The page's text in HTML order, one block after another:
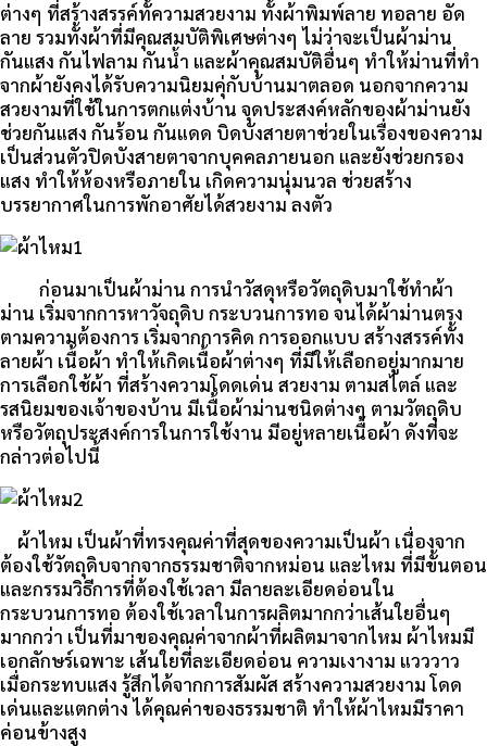
ต่างๆ ที่สร้างสรรค์ทั้ความสวยงาม ทั้งผ้าพิมพ์ลาย ทอลาย อัด
ลาย รวมทั้งผ้าที่มีคุณสมบัติพิเศษต่างๆ ไม่ว่าจะเป็นผ้าม่าน
กันแสง กันไฟลาม กันน้ำ และผ้าคุณสมบัติอื่นๆ ทำให้ม่านที่ทำ
จากผ้ายังคงได้รับความนิยมคุ่กับบ้านมาตลอด นอกจากความ
สวยงามที่ใช้ในการตกแต่งบ้าน จุดประสงค์หลักของผ้าม่านยัง
ช่วยกันแสง กันร้อน กันแดด บิดบังสายตาช่วยในเรื่องของความ
เป็นส่วนตัวปิดบังสายตาจากบุคคลภายนอก และยังช่วยกรอง
แสง ทำให้ห้องหรือภายใน เกิดความนุ่มนวล ช่วยสร้าง
บรรยากาศในการพักอาศัยได้สวยงาม ลงตัว
ก่อนมาเป็นผ้าม่าน การนำวัสดุหรือวัตถุดิบมาใช้ทำผ้า
ม่าน เริ่มจากการหาวัจถุดิบ กระบวนการทอ จนได้ผ้าม่านตรง
ตามความต้องการ เริ่มจากการคิด การออกแบบ สร้างสรรค์ทั้ง
ลายผ้า เนื้อผ้า ทำให้เกิดเนื้อผ้าต่างๆ ที่มีให้เลือกอยู่มากมาย
การเลือกใช้ผ้า ที่สร้างความโดดเด่น สวยงาม ตามสไตล์ และ
รสนิยมของเจ้าของบ้าน มีเนื้อผ้าม่านชนิดต่างๆ ตามวัตถุดิบ
หรือวัตถุประสงค์การในการใช้งาน มีอยู่หลายเนื้อผ้า ดังที่จะ
กล่าวต่อไปนี้
ผ้าไหม เป็นผ้าที่ทรงคุณค่าที่สุดของความเป็นผ้า เนื่องจาก
ต้องใช้วัตถุดิบจากจากธรรมชาติจากหม่อน และไหม ที่มีขั้นตอน
และกรรมวิธีการที่ต้องใช้เวลา มีลายละเอียดอ่อนใน
กระบวนการทอ ต้องใช้เวลาในการผลิตมากกว่าเส้นใยอื่นๆ
มากกว่า เป็นที่มาของคุณค่าจากผ้าที่ผลิตมาจากไหม ผ้าไหมมี
เอกลักษร์เฉพาะ เส้นใยที่ละเอียดอ่อน ความเงางาม แวววาว
เมื่อกระทบแสง รู้สึกได้จากการสัมผัส สร้างความสวยงาม โดด
เด่นและแตกต่าง ได้คุณค่าของธรรมชาติ ทำให้ผ้าไหมมีราคา
ค่อนข้างสูง